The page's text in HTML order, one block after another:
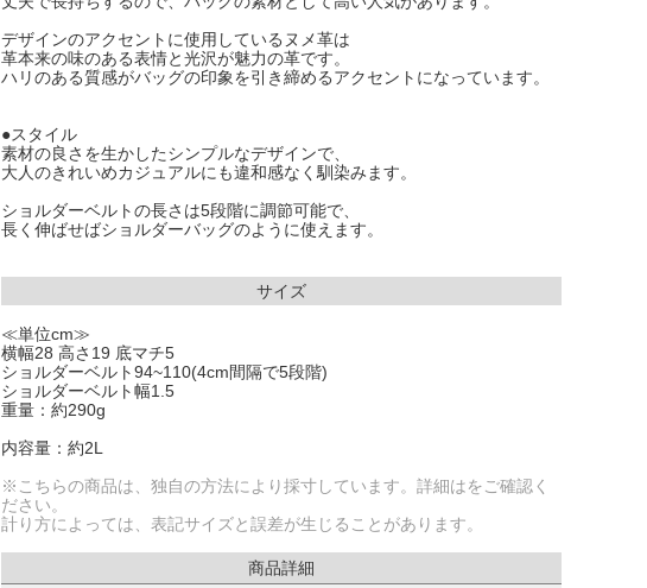
デザインのアクセントに使用しているヌメ革は
革本来の味のある表情と光沢が魅力の革です。
ハリのある質感がバッグの印象を引き締めるアクセントになっています。
●スタイル
素材の良さを生かしたシンプルなデザインで、
大人のきれいめカジュアルにも違和感なく馴染みます。
ショルダーベルトの長さは5段階に調節可能で、
長く伸ばせばショルダーバッグのように使えます。
サイズ
≪単位cm≫
横幅28 高さ19 底マチ5
ショルダーベルト94~110(4cm間隔で5段階)
ショルダーベルト幅1.5
重量：約290g
内容量：約2L
※こちらの商品は、独自の方法により採寸しています。詳細はをご確認く
ださい。
計り方によっては、表記サイズと誤差が生じることがあります。
商品詳細